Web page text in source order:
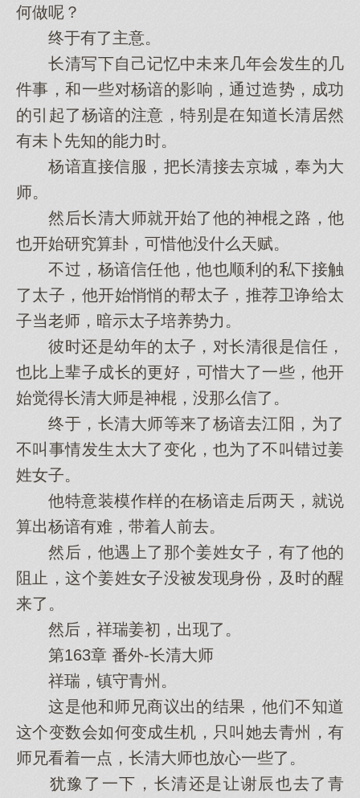
何做呢？
终于有了主意。
长清写下自己记忆中未来几年会发生的几
件事，和一些对杨谙的影响，通过造势，成功
的引起了杨谙的注意，特别是在知道长清居然
有未卜先知的能力时。
杨谙直接信服，把长清接去京城，奉为大
师。
然后长清大师就开始了他的神棍之路，他
也开始研究算卦，可惜他没什么天赋。
不过，杨谙信任他，他也顺利的私下接触
了太子，他开始悄悄的帮太子，推荐卫诤给太
子当老师，暗示太子培养势力。
彼时还是幼年的太子，对长清很是信任，
也比上辈子成长的更好，可惜大了一些，他开
始觉得长清大师是神棍，没那么信了。
终于，长清大师等来了杨谙去江阳，为了
不叫事情发生太大了变化，也为了不叫错过姜
姓女子。
他特意装模作样的在杨谙走后两天，就说
算出杨谙有难，带着人前去。
然后，他遇上了那个姜姓女子，有了他的
阻止，这个姜姓女子没被发现身份，及时的醒
来了。
然后，祥瑞姜初，出现了。
第163章 番外-长清大师
祥瑞，镇守青州。
这是他和师兄商议出的结果，他们不知道
这个变数会如何变成生机，只叫她去青州，有
师兄看着一点，长清大师也放心一些了。
犹豫了一下，长清还是让谢辰也去了青